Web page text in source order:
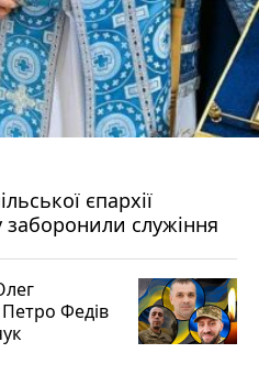
єпархії
служіння
Федів